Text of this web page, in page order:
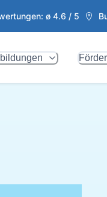
ø 4.6 / 5